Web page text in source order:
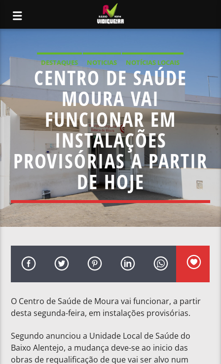
DESTAQUES NOTICIAS
NOTÍCIAS LOCAIS
NOTÍCIAS NACIONAIS
CENTRO DE SAÚDE
MOURA VAI
FUNCIONAR EM
INSTALAÇÕES
PROVISÓRIAS A PARTIR
DE HOJE
O Centro de Saúde de Moura vai funcionar, a partir
desta segunda-feira, em instalações provisórias.
Segundo anunciou a Unidade Local de Saúde do
Baixo Alentejo, a mudança deve-se ao inicio das
obras de requalificação de que vai ser alvo num